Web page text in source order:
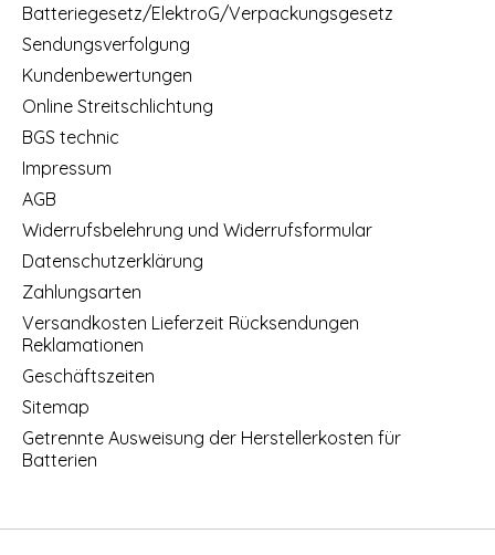
Batteriegesetz/ElektroG/Verpackungsgesetz
Sendungsverfolgung
Kundenbewertungen
Online Streitschlichtung
BGS technic
Impressum
AGB
Widerrufsbelehrung und Widerrufsformular
Datenschutzerklärung
Zahlungsarten
Versandkosten Lieferzeit Rücksendungen
Reklamationen
Geschäftszeiten
Sitemap
Getrennte Ausweisung der Herstellerkosten für
Batterien